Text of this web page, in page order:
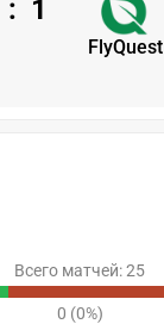
FlyQuest
: 1
Всего матчей: 25
0 (0%)